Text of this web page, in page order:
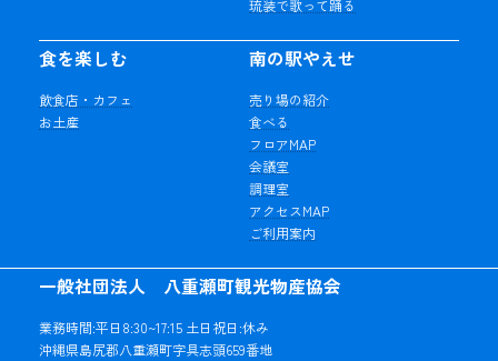
一般社団法人 八重瀬町観光物産協会
業務時間:平日8:30~17:15 土日祝日:休み
沖縄県島尻郡八重瀬町字具志頭659番地
琉装で歌って踊る
食を楽しむ
飲食店・カフェ
お土産
南の駅やえせ
売り場の紹介
食べる
フロアMAP
会議室
調理室
アクセスMAP
ご利用案内